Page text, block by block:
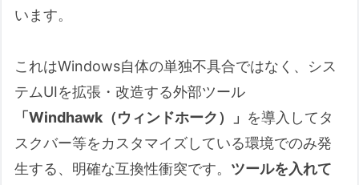
います。
これはWindows自体の単独不具合ではなく、シス
テムUIを拡張・改造する外部ツール
「Windhawk（ウィンドホーク）」 を導入してタ
スクバー等をカスタマイズしている環境でのみ発
生する、明確な互換性衝突です。 ツールを入れて